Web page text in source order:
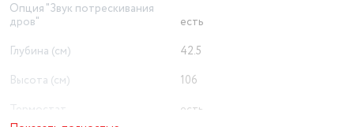
Опция "Звук потрескивания
дров"
есть
Глубина (см)
42.5
Высота (см)
106
есть